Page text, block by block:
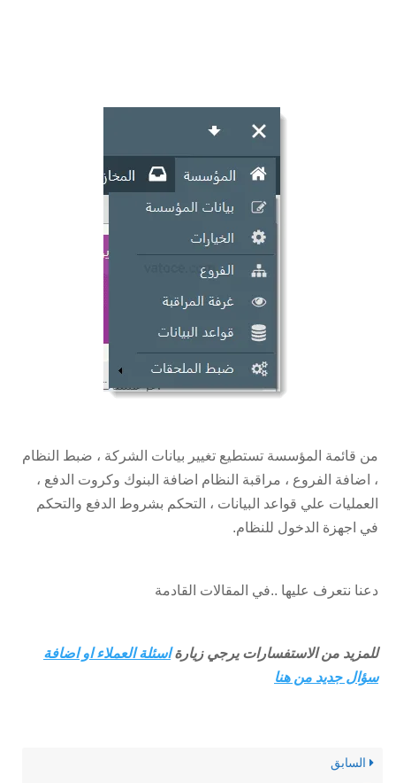
من قائمة المؤسسة تستطيع تغيير بيانات الشركة ، ضبط النظام
، اضافة الفروع ، مراقبة النظام اضافة البنوك وكروت الدفع ،
العمليات علي قواعد البيانات ، التحكم بشروط الدفع والتحكم
في اجهزة الدخول للنظام.
دعنا نتعرف عليها ..في المقالات القادمة
للمزيد من الاستفسارات يرجي زيارةاسئلة العملاء او اضافة
سؤال جديد من هنا
السابق